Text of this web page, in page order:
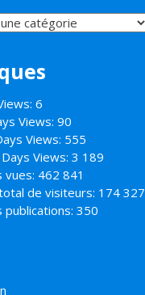
6
Views: 90
Views: 555
Views: 3 189
vues: 462 841
de visiteurs: 174 327
publications: 350